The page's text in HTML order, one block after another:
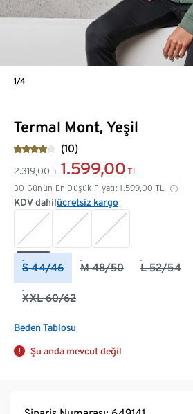
Termal Mont, Yeşil
(10)
2.319,00 TL 1.599,00 TL
30 Günün En Düşük Fiyatı: 1.599,00 TL
KDV dahilücretsiz kargo
S 44/46 M 48/50 L 52/54
XXL 60/62
Beden Tablosu
Şu anda mevcut değil
1/4